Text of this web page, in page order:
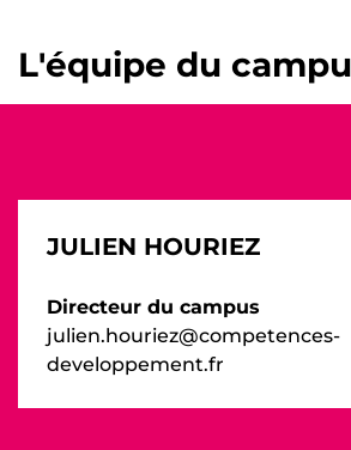
L'équipe du
JULIEN HOURIEZ
Directeur du campus
julien.houriez@competences-
developpement.fr